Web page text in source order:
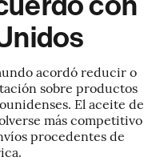
acordó reducir o
sobre productos
El aceite de
más competitivo
procedentes de